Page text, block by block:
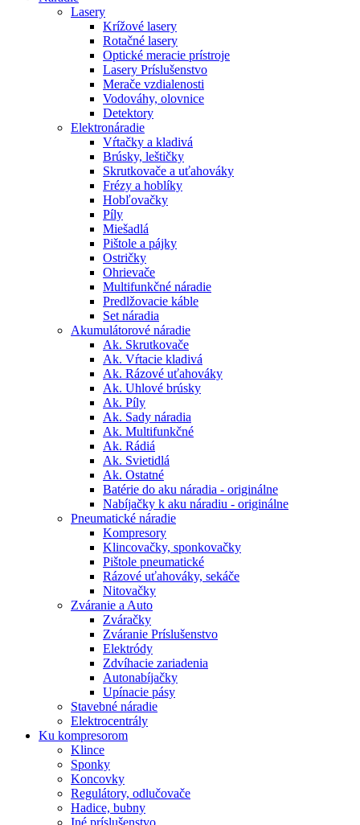
Lasery
Krížové lasery
Rotačné lasery
Optické meracie prístroje
Lasery Príslušenstvo
Merače vzdialenosti
Vodováhy, olovnice
Detektory
Elektronáradie
Vŕtačky a kladivá
Brúsky, leštičky
Skrutkovače a uťahováky
Frézy a hoblíky
Hobľovačky
Píly
Miešadlá
Pištole a pájky
Ostričky
Ohrievače
Multifunkčné náradie
Predlžovacie káble
Set náradia
Akumulátorové náradie
Ak. Skrutkovače
Ak. Vŕtacie kladivá
Ak. Rázové uťahováky
Ak. Uhlové brúsky
Ak. Píly
Ak. Sady náradia
Ak. Multifunkčné
Ak. Rádiá
Ak. Svietidlá
Ak. Ostatné
Batérie do aku náradia - originálne
Nabíjačky k aku náradiu - originálne
Pneumatické náradie
Kompresory
Klincovačky, sponkovačky
Pištole pneumatické
Rázové uťahováky, sekáče
Nitovačky
Zváranie a Auto
Zváračky
Zváranie Príslušenstvo
Elektródy
Zdvíhacie zariadenia
Autonabíjačky
Upínacie pásy
Stavebné náradie
Elektrocentrály
Ku kompresorom
Klince
Sponky
Koncovky
Regulátory, odlučovače
Hadice, bubny
Iné príslušenstvo